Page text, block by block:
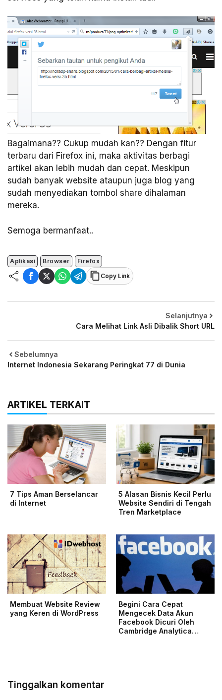
Bagaimana?? Cukup mudah kan?? Dengan fitur
terbaru dari Firefox ini, maka aktivitas berbagi
artikel akan lebih mudah dan cepat. Meskipun
sudah banyak website ataupun juga blog yang
sudah menyediakan tombol share dihalaman
mereka.
Semoga bermanfaat..
Aplikasi Browser
Firefox
Copy Link
Sebelumnya
Internet Indonesia Sekarang Peringkat 77 di Dunia
Selanjutnya
Cara Melihat Link Asli Dibalik Short URL
ARTIKEL TERKAIT
7 Tips Aman Berselancar
di Internet
5 Alasan Bisnis Kecil Perlu
Website Sendiri di Tengah
Tren Marketplace
Membuat Website Review
yang Keren di WordPress
Begini Cara Cepat
Mengecek Data Akun
Facebook Dicuri Oleh
Cambridge Analytica…
Tinggalkan komentar